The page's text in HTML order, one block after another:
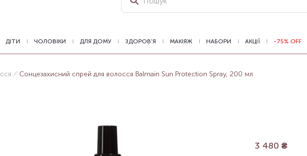
ДІТИ ЧОЛОВІКИ ДЛЯ ДОМУ ЗДОРОВ'Я МАКІЯЖ НАБОРИ АКЦІЇ -75% OFF
Сонцезахисний спрей для волосся Balmain Sun Protection Spray, 200 мл
3 480 ₴